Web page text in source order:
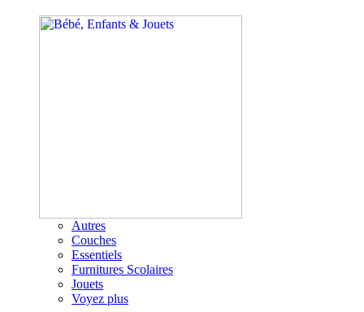
Autres
Couches
Essentiels
Furnitures Scolaires
Jouets
Voyez plus